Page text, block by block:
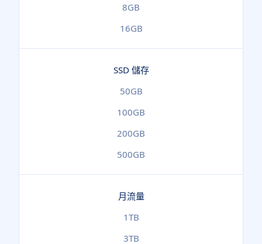
8GB
16GB
SSD 儲存
50GB
100GB
200GB
500GB
月流量
1TB
3TB